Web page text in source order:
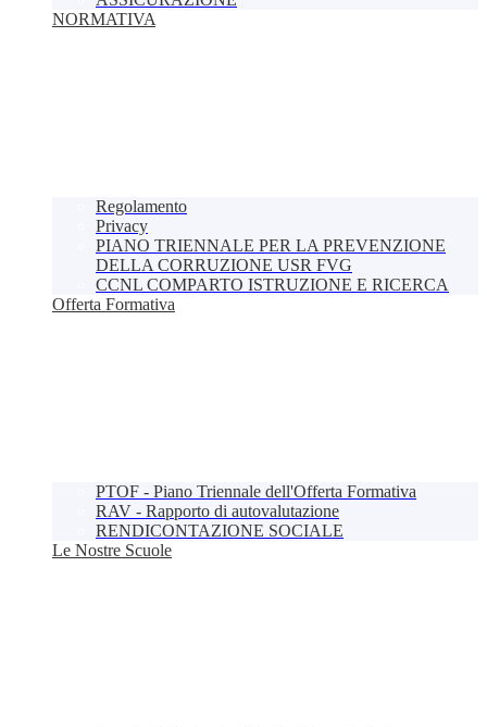
NORMATIVA
Regolamento
Privacy
PIANO TRIENNALE PER LA PREVENZIONE
DELLA CORRUZIONE USR FVG
CCNL COMPARTO ISTRUZIONE E RICERCA
Offerta Formativa
PTOF - Piano Triennale dell'Offerta Formativa
RAV - Rapporto di autovalutazione
RENDICONTAZIONE SOCIALE
Le Nostre Scuole